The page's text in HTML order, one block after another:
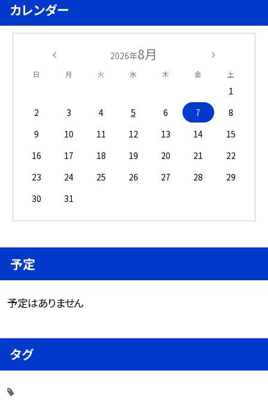
カレンダー
2026年8月
日 月 火 水 木 金 土
1
2
3 4 5 6 7
8
9
10 11 12 13 14
15
16
17 18 19 20 21
22
23
24 25 26 27 28
29
30
31
予定
予定はありません
タグ